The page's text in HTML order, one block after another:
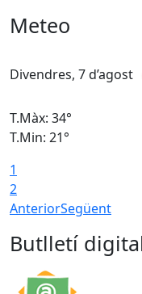
Meteo
Divendres, 7 d’agost
T.Màx: 34°
T.Min: 21°
1
2
AnteriorSegüent
Butlletí